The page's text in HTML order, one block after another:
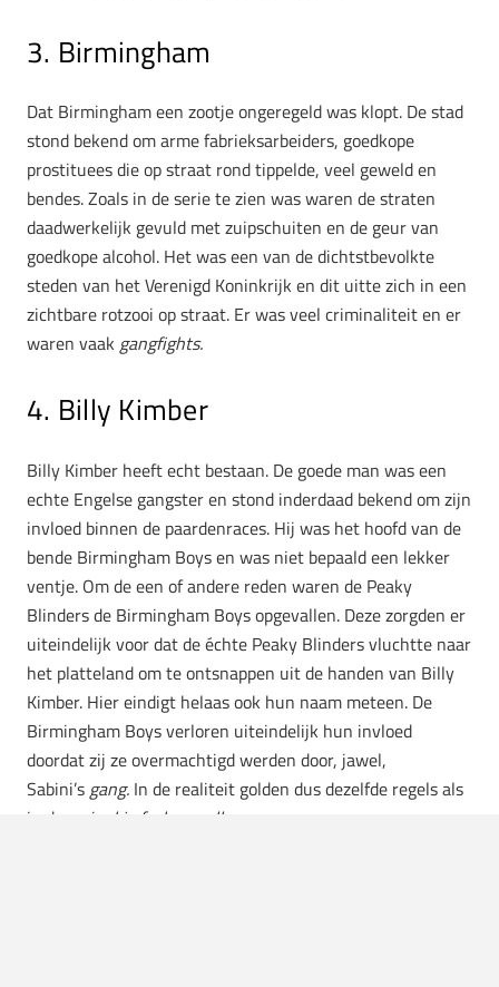
3. Birmingham
Dat Birmingham een zootje ongeregeld was klopt. De stad
stond bekend om arme fabrieksarbeiders, goedkope
prostituees die op straat rond tippelde, veel geweld en
bendes. Zoals in de serie te zien was waren de straten
daadwerkelijk gevuld met zuipschuiten en de geur van
goedkope alcohol. Het was een van de dichtstbevolkte
steden van het Verenigd Koninkrijk en dit uitte zich in een
zichtbare rotzooi op straat. Er was veel criminaliteit en er
waren vaak gangfights.
4. Billy Kimber
Billy Kimber heeft echt bestaan. De goede man was een
echte Engelse gangster en stond inderdaad bekend om zijn
invloed binnen de paardenraces. Hij was het hoofd van de
bende Birmingham Boys en was niet bepaald een lekker
ventje. Om de een of andere reden waren de Peaky
Blinders de Birmingham Boys opgevallen. Deze zorgden er
uiteindelijk voor dat de échte Peaky Blinders vluchtte naar
het platteland om te ontsnappen uit de handen van Billy
Kimber. Hier eindigt helaas ook hun naam meteen. De
Birmingham Boys verloren uiteindelijk hun invloed
doordat zij ze overmachtigd werden door, jawel,
Sabini’s gang. In de realiteit golden dus dezelfde regels als
in de serie:
big fucks small.